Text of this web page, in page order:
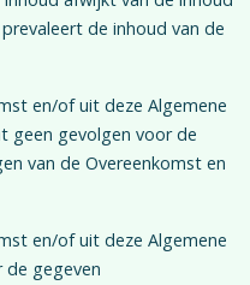
de inhoud van de
en/of uit deze Algemene
geen gevolgen voor de
van de Overeenkomst en
en/of uit deze Algemene
gegeven